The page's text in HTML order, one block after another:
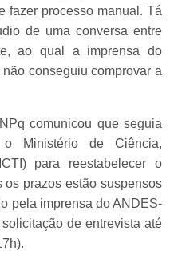
fazer processo manual. Tá
de uma conversa entre
ao qual a imprensa do
conseguiu comprovar a
comunicou que seguia
Ministério de Ciência,
para reestabelecer o
prazos estão suspensos
pela imprensa do ANDES-
de entrevista até